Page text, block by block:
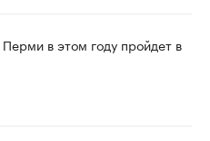
в этом году пройдет в